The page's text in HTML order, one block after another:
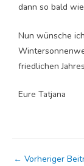
dann so bald
Nun wünsche
friedlichen
Eure Tatjana
← Vorheriger